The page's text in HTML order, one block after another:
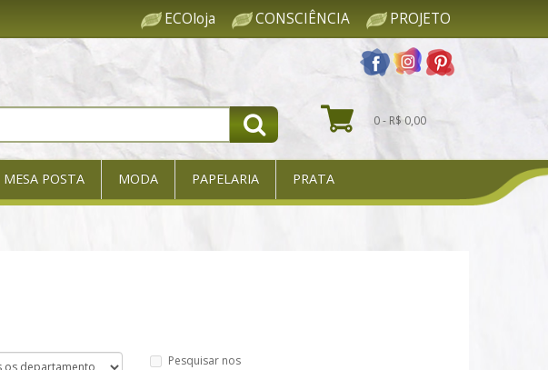
ECOloja CONSCIÊNCIA PROJETO
0 - R$ 0,00
MESA POSTA MODA PAPELARIA PRATA
Pesquisar nos